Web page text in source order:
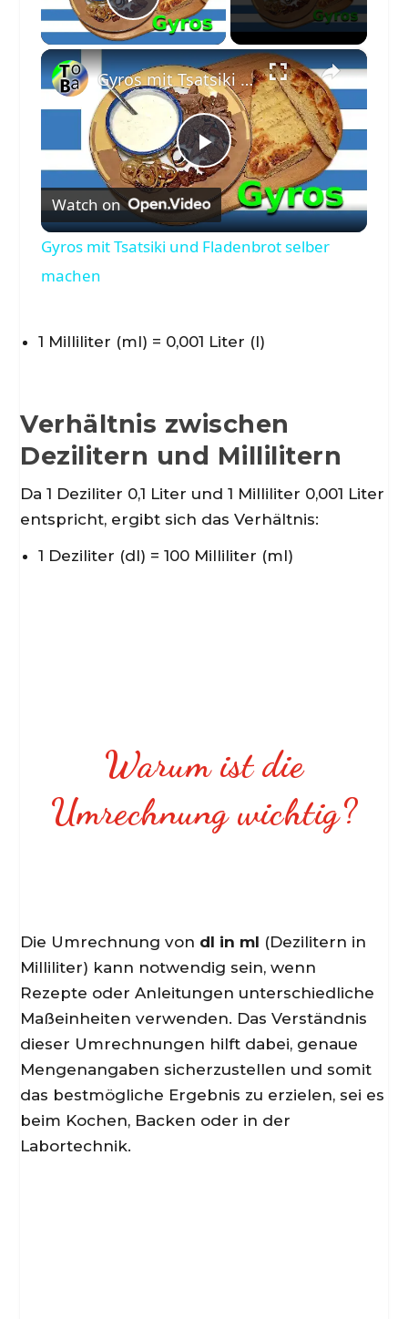
Play Video
×
P
l
y
i
d
e
Gyros mit Tsatsiki und Fladenbrot selber machen
Watch on
Gyros mit Tsatsiki und Fladenbrot selber
machen
1 Milliliter (ml) = 0,001 Liter (l)
Verhältnis zwischen
Dezilitern und Millilitern
Da 1 Deziliter 0,1 Liter und 1 Milliliter 0,001 Liter
entspricht, ergibt sich das Verhältnis:
1 Deziliter (dl) = 100 Milliliter (ml)
Warum ist die
Umrechnung wichtig?
Die Umrechnung von dl in ml (Dezilitern in
Milliliter) kann notwendig sein, wenn
Rezepte oder Anleitungen unterschiedliche
Maßeinheiten verwenden. Das Verständnis
dieser Umrechnungen hilft dabei, genaue
Mengenangaben sicherzustellen und somit
das bestmögliche Ergebnis zu erzielen, sei es
beim Kochen, Backen oder in der
Labortechnik.